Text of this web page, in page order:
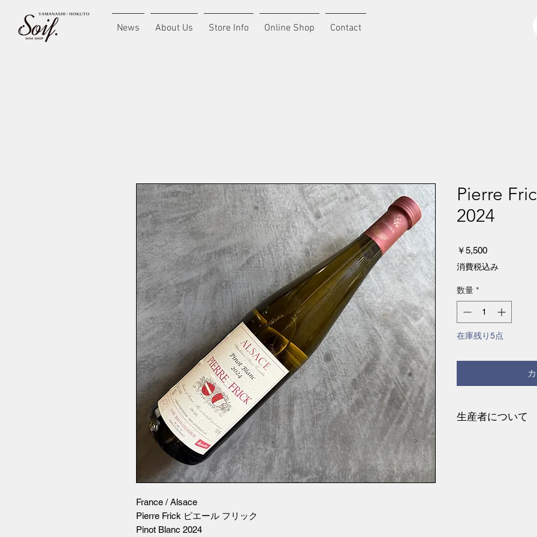
News About Us Store Info Online Shop Contact
France / Alsace
Pierre Frick ピエール フリック
Pinot Blanc 2024
Pierre
2024
￥5,500価
格
消費税込み
数量 *
在庫残り5点
生産者について